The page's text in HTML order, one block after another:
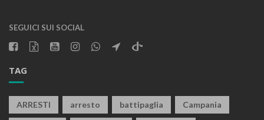
SEGUICI SUI SOCIAL
TAG
ARRESTI arresto battipaglia Campania